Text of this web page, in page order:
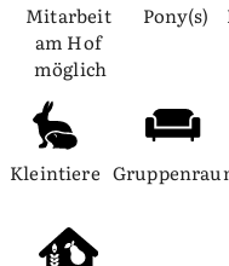
Mitarbeit
am Hof
möglich
Pony(s)
Kleintiere